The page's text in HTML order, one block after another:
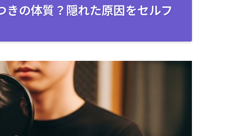
きの体質？隠れた原因をセルフ